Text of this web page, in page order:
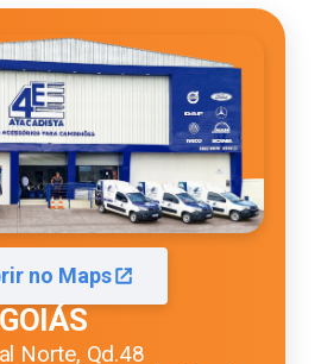
no Maps
Norte, Qd.48